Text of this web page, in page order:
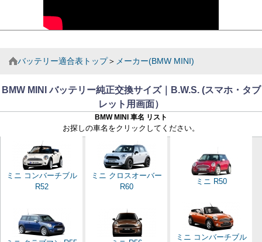
バッテリー適合表トップ＞ メーカー(BMW MINI)
BMW MINI バッテリー純正交換サイズ｜B.W.S. (スマホ・タブ
レット用画面）
BMW MINI 車名 リスト
お探しの車名をクリックしてください。
ミニ コンバーチブル
R52
ミニ クロスオーバー
R60
ミニ R50
ミニ コンバーチブル